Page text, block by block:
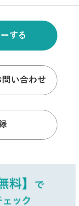
する
い合わせ